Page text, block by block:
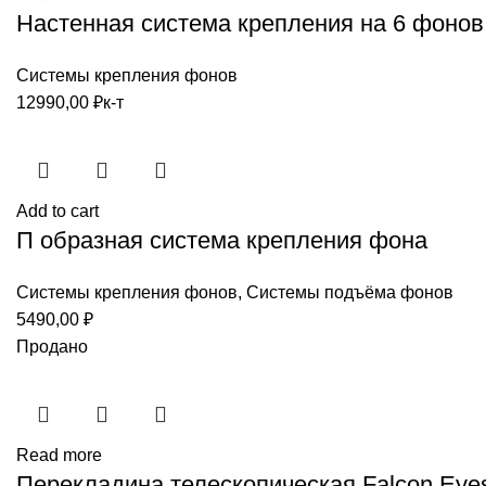
Настенная система крепления на 6 фонов
Системы крепления фонов
12990,00 ₽к-т
Add to cart
П образная система крепления фона
Системы крепления фонов, Системы подъёма фонов
5490,00 ₽
Продано
Read more